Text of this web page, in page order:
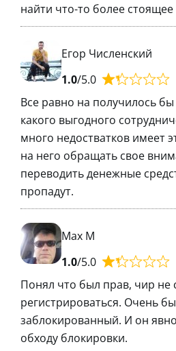
найти что-то более стоящее
Егор Численский
1.0/5.0
Все равно на получилось
какого выгодного
много недостватков имеет
на него обращать свое
переводить денежные
пропадут.
Max M
1.0/5.0
Понял что был прав, чир не
регистрироваться. Очень
заблокированный. И он
обходу блокировки.